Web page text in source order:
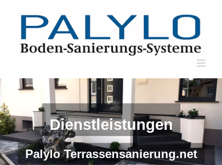
Dienstleistungen
Palylo Terrassensanierung.net